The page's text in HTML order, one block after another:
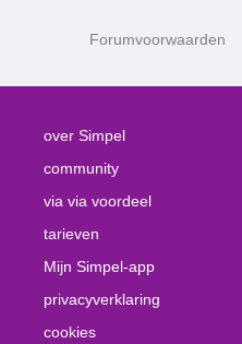
Forumvoorwaarden
over Simpel
community
via via voordeel
tarieven
Mijn Simpel-app
privacyverklaring
cookies